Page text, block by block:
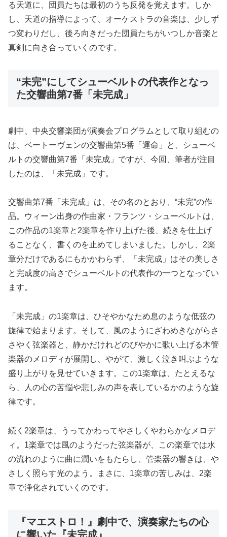
る天道に、団員たちは最初のうち反発を覚えます。しか
し、天道の指導によって、オーケストラの音楽は、少しず
つ変わりだし、後ろ向きだった団員たちがいつしか音楽と
真剣に向き合っていくのです。
“未完”にしてシューベルトの代表作となっ
た交響曲第7番「未完成」
劇中、中央交響楽団が演奏会プログラムとして取り組むの
は、ベートーヴェンの交響曲第5番「運命」と、シューベ
ルトの交響曲第7番「未完成」ですが、今回、筆者が注目
したのは、「未完成」です。
交響曲第7番「未完成」は、その名のとおり、“未完”の作
品。ウィーン出身の作曲家・フランツ・シューベルトは、
この作品の1楽章と2楽章を作り上げた後、続きを仕上げ
ることなく、書くのを止めてしまいました。しかし、2楽
章分だけであるにもかかわらず、「未完成」はその美しさ
と完成度の高さでシューベルトの代表作の一つとなってい
ます。
「未完成」の1楽章は、ひそやかなため息のような低弦の
旋律で始まります。そして、風のようにざわめきながらさ
さやく弦楽器と、静かだけれどのびやかに歌い上げる木管
楽器のメロディが展開し、やがて、激しく泣き叫ぶような
盛り上がりを見せていきます。この1楽章は、たとえるな
ら、人の心の苦悩や悲しみの声を表しているかのような旋
律です。
続く2楽章は、うってかわってやさしくやわらかなメロデ
ィ。1楽章では風のようだった弦楽器が、この楽章では水
の流れのように曲に潤いをもたらし、管楽器の響きは、や
さしく照らす光のよう。まさに、1楽章の苦しみは、2楽
章で浄化されていくのです。
『マエストロ！』劇中で、演奏家たちの心
に響いた『未完成』